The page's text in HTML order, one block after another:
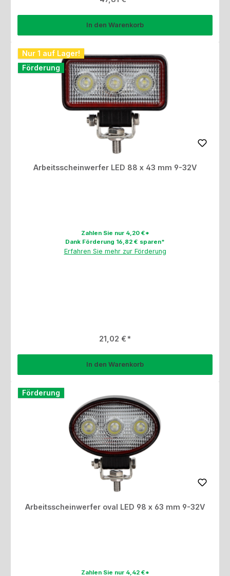
In den Warenkorb
Nur 1 auf Lager!
Förderung
Arbeitsscheinwerfer LED 88 x 43 mm 9-32V
Zahlen Sie nur 4,20 €*
Dank Förderung 16,82 € sparen*
Erfahren Sie mehr zur Förderung
Regulärer Preis:
21,02 €
In den Warenkorb
Förderung
Arbeitsscheinwerfer oval LED 98 x 63 mm 9-32V
Zahlen Sie nur 4,42 €*